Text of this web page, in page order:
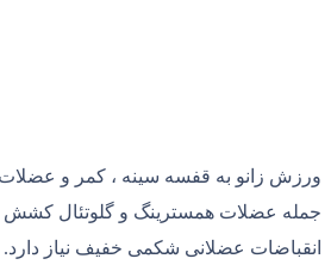
ورزش زانو به قفسه سینه ، کمر و
جمله عضلات همسترینگ و گلوتئال کشش
انقباضات عضلانی شکمی خفیف نیاز